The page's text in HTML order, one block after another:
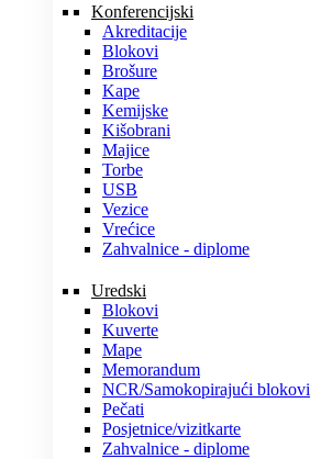
Konferencijski
Akreditacije
Blokovi
Brošure
Kape
Kemijske
Kišobrani
Majice
Torbe
USB
Vezice
Vrećice
Zahvalnice - diplome
Uredski
Blokovi
Kuverte
Mape
Memorandum
NCR/Samokopirajući blokovi
Pečati
Posjetnice/vizitkarte
Zahvalnice - diplome